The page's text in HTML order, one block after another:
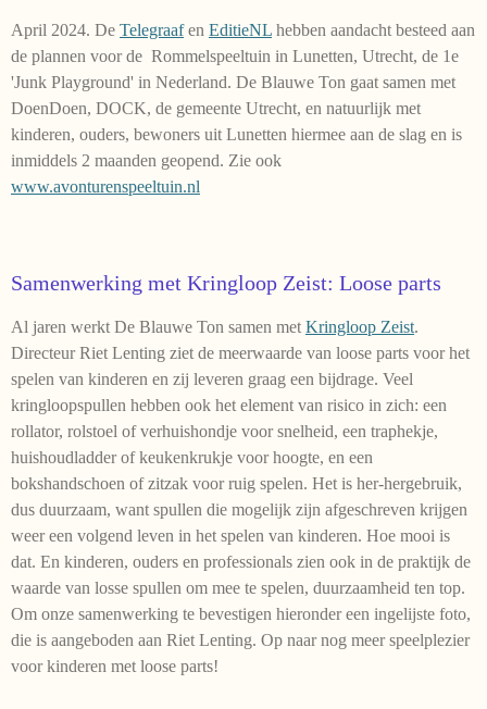
April 2024. De Telegraafen EditieNL hebben aandacht besteed aan
de plannen voor de Rommelspeeltuin in Lunetten, Utrecht, de 1e
'Junk Playground' in Nederland. De Blauwe Ton gaat samen met
DoenDoen, DOCK, de gemeente Utrecht, en natuurlijk met
kinderen, ouders, bewoners uit Lunetten hiermee aan de slag en is
inmiddels 2 maanden geopend. Zie ook
www.avonturenspeeltuin.nl
Samenwerking met Kringloop Zeist: Loose parts
Al jaren werkt De Blauwe Ton samen met Kringloop Zeist.
Directeur Riet Lenting ziet de meerwaarde van loose parts voor het
spelen van kinderen en zij leveren graag een bijdrage. Veel
kringloopspullen hebben ook het element van risico in zich: een
rollator, rolstoel of verhuishondje voor snelheid, een traphekje,
huishoudladder of keukenkrukje voor hoogte, en een
bokshandschoen of zitzak voor ruig spelen. Het is her-hergebruik,
dus duurzaam, want spullen die mogelijk zijn afgeschreven krijgen
weer een volgend leven in het spelen van kinderen. Hoe mooi is
dat. En kinderen, ouders en professionals zien ook in de praktijk de
waarde van losse spullen om mee te spelen, duurzaamheid ten top.
Om onze samenwerking te bevestigen hieronder een ingelijste foto,
die is aangeboden aan Riet Lenting. Op naar nog meer speelplezier
voor kinderen met loose parts!